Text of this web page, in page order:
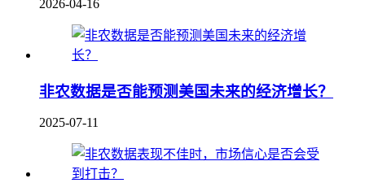
2026-04-16
非农数据是否能预测美国未来的经济增长？
2025-07-11